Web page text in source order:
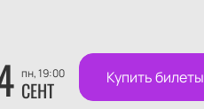
пн, 19:00
СЕНТ Купить билеты